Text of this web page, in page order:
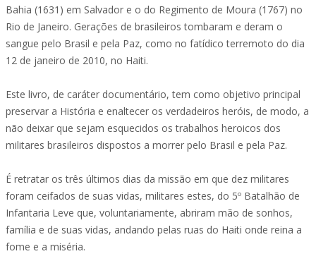
Bahia (1631) em Salvador e o do Regimento de Moura (1767) no
Rio de Janeiro. Gerações de brasileiros tombaram e deram o
sangue pelo Brasil e pela Paz, como no fatídico terremoto do dia
12 de janeiro de 2010, no Haiti.
Este livro, de caráter documentário, tem como objetivo principal
preservar a História e enaltecer os verdadeiros heróis, de modo, a
não deixar que sejam esquecidos os trabalhos heroicos dos
militares brasileiros dispostos a morrer pelo Brasil e pela Paz.
É retratar os três últimos dias da missão em que dez militares
foram ceifados de suas vidas, militares estes, do 5º Batalhão de
Infantaria Leve que, voluntariamente, abriram mão de sonhos,
família e de suas vidas, andando pelas ruas do Haiti onde reina a
fome e a miséria.